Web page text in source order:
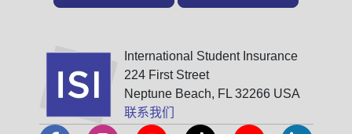
International Student Insurance
224 First Street
Neptune Beach, FL 32266 USA
联系我们